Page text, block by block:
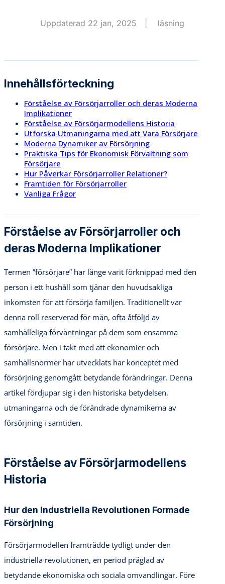
Uppdaterad 22 jan, 2025 läsning
Innehållsförteckning
Förståelse av Försörjarroller och deras Moderna
Implikationer
Förståelse av Försörjarmodellens Historia
Utforska Utmaningarna med att Vara Försörjare
Moderna Dynamiker av Försörjning
Praktiska Tips för Ekonomisk Förvaltning som
Försörjare
Hur Påverkar Försörjarroller Relationer?
Framtiden för Försörjarroller
Vanliga Frågor
Förståelse av Försörjarroller och
deras Moderna Implikationer
Termen ”försörjare” har länge varit förknippad med den
person i ett hushåll som tjänar den huvudsakliga
inkomsten för att försörja familjen. Traditionellt var
denna roll reserverad för män, ofta åtföljd av
samhälleliga förväntningar på dem som ensamma
försörjare. Men i takt med att ekonomier och
samhällsnormer har utvecklats har konceptet med
försörjning genomgått betydande förändringar. Denna
artikel fördjupar sig i den historiska betydelsen,
utmaningarna och de förändrade dynamikerna av
försörjning i samtiden.
Förståelse av Försörjarmodellens
Historia
Hur den Industriella Revolutionen Formade
Försörjning
Försörjarmodellen framträdde tydligt under den
industriella revolutionen, en period präglad av
betydande ekonomiska och sociala omvandlingar. Före